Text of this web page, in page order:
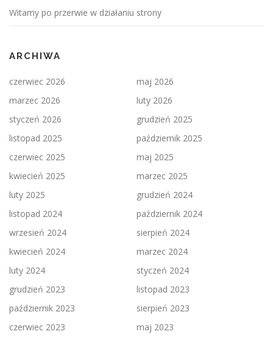
Witamy po przerwie w działaniu strony
ARCHIWA
czerwiec 2026
maj 2026
marzec 2026
luty 2026
styczeń 2026
grudzień 2025
listopad 2025
październik 2025
czerwiec 2025
maj 2025
kwiecień 2025
marzec 2025
luty 2025
grudzień 2024
listopad 2024
październik 2024
wrzesień 2024
sierpień 2024
kwiecień 2024
marzec 2024
luty 2024
styczeń 2024
grudzień 2023
listopad 2023
październik 2023
sierpień 2023
czerwiec 2023
maj 2023